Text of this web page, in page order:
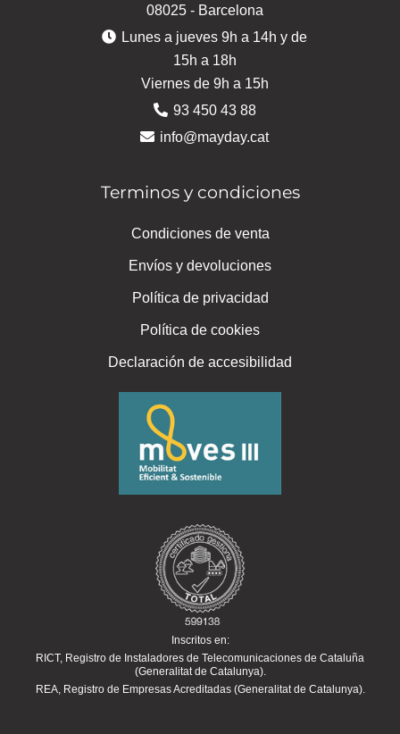
08025 - Barcelona
Lunes a jueves 9h a 14h y de
15h a 18h
Viernes de 9h a 15h
93 450 43 88
info@mayday.cat
Terminos y condiciones
Condiciones de venta
Envíos y devoluciones
Política de privacidad
Política de cookies
Declaración de accesibilidad
Inscritos en:
RICT, Registro de Instaladores de Telecomunicaciones de Cataluña
(Generalitat de Catalunya).
REA, Registro de Empresas Acreditadas (Generalitat de Catalunya).